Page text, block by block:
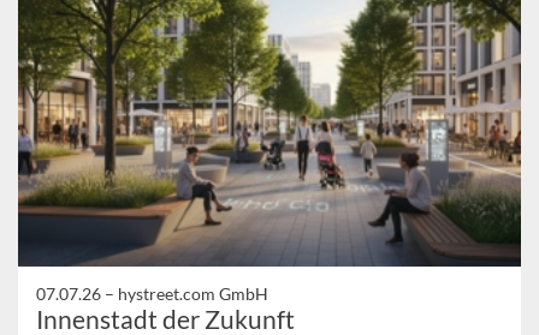
07.07.26 – hystreet.com GmbH
Innenstadt der Zukunft